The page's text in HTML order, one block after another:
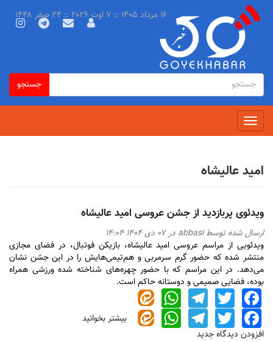
فرم
جستجو
جستجو
جستجو
Toggle
navigation
۱۶ مرداد ۱۴۰۵ :: ۷ اوت ۲۰۲۶ :: ۲۴ صفر ۱۴۴۸
امید عالیشاه
ویدئوی پربازدید از جشن عروسی امید عالیشاه
ارسال شده توسطabbasi در ۰۷ دى ۱۴۰۴ ۱۴:۰۴
ویدئویی از مراسم عروسی امید عالیشاه، بازیکن فوتبال، در فضای مجازی
منتشر شده که حضور گرم سرمربی و هم‌تیمی‌هایش را در این جشن نشان
می‌دهد. در این مراسم که با حضور چهره‌های شناخته شده ورزشی همراه
بوده، فضایی صمیمی و دوستانه حاکم است.
Facebook
Twitter
Telegram
WhatsApp
Facebook
Twitter
Telegram
WhatsApp
بیشتر بخوانید
افزودن دیدگاه جدید